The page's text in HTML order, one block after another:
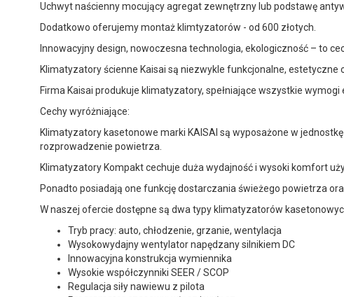
Uchwyt naścienny mocujący agregat zewnętrzny lub podstawę
Dodatkowo oferujemy montaż klimtyzatorów - od 600 złotych.
Innowacyjny design, nowoczesna technologia, ekologiczność – to
Klimatyzatory ścienne Kaisai są niezwykle funkcjonalne, estetyczne
Firma Kaisai produkuje klimatyzatory, spełniające wszystkie
Cechy wyróżniające:
Klimatyzatory kasetonowe marki KAISAI są wyposażone w
rozprowadzenie powietrza.
Klimatyzatory Kompakt cechuje duża wydajność i wysoki komfort
Ponadto posiadają one funkcję dostarczania świeżego powietrza
W naszej ofercie dostępne są dwa typy klimatyzatorów
Tryb pracy: auto, chłodzenie, grzanie, wentylacja
Wysokowydajny wentylator napędzany silnikiem DC
Innowacyjna konstrukcja wymiennika
Wysokie współczynniki SEER / SCOP
Regulacja siły nawiewu z pilota